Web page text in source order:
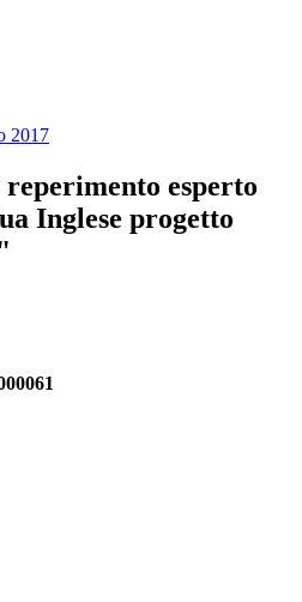
2017
esperto
Inglese progetto